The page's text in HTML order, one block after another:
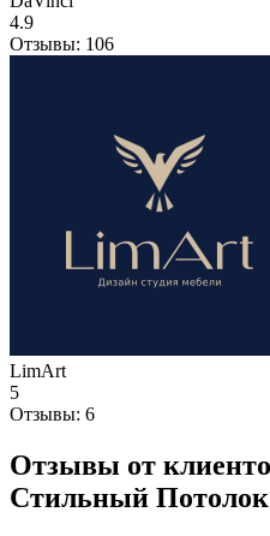
4.9
Отзывы: 106
LimArt
5
Отзывы: 6
Отзывы от
Стильный Потолок